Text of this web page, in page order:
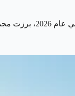
تُعد منطقة جميرا واحدة من أبرز الوجهات في دبي لعشّاق